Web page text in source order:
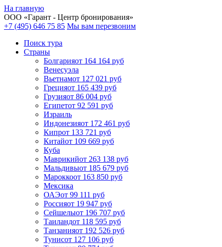
На главную
ООО «Гарант - Центр бронирования»
+7 (495) 646 75 85 Мы вам перезвоним
Поиск тура
Cтраны
Болгарияот 164 164 руб
Венесуэла
Вьетнамот 127 021 руб
Грецияот 165 439 руб
Грузияот 86 004 руб
Египетот 92 591 руб
Израиль
Индонезияот 172 461 руб
Кипрот 133 721 руб
Китайот 109 669 руб
Куба
Маврикийот 263 138 руб
Мальдивыот 185 679 руб
Мароккоот 163 850 руб
Мексика
ОАЭот 99 111 руб
Россияот 19 947 руб
Сейшелыот 196 707 руб
Таиландот 118 595 руб
Танзанияот 192 526 руб
Тунисот 127 106 руб